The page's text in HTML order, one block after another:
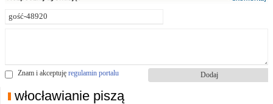
Znam i akceptuję regulamin portalu
włocławianie piszą